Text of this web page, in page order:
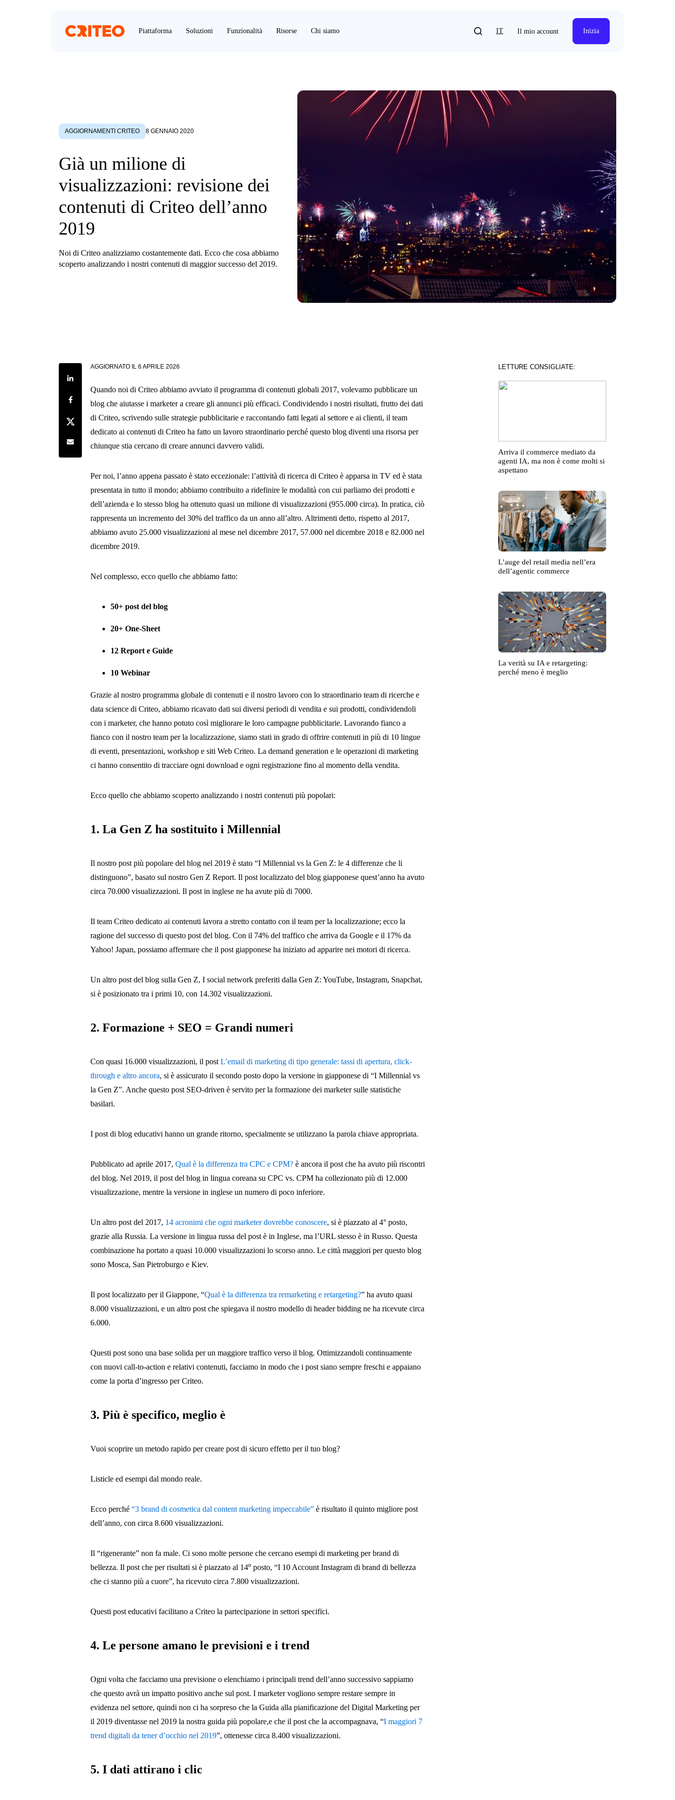
Piattaforma Soluzioni Funzionalità Risorse Chi siamo IT Il mio account Inizia
AGGIORNAMENTI CRITEO 8 GENNAIO 2020
Già un milione di
visualizzazioni: revisione dei
contenuti di Criteo dell’anno
2019
Noi di Criteo analizziamo costantemente dati. Ecco che cosa abbiamo
scoperto analizzando i nostri contenuti di maggior successo del 2019.
Share on LinkedIn
Share on Facebook
Share on Twitter
Share by e-mail
AGGIORNATO IL 6 APRILE 2026
Quando noi di Criteo abbiamo avviato il programma di contenuti globali 2017, volevamo pubblicare un
blog che aiutasse i marketer a creare gli annunci più efficaci. Condividendo i nostri risultati, frutto dei dati
di Criteo, scrivendo sulle strategie pubblicitarie e raccontando fatti legati al settore e ai clienti, il team
dedicato ai contenuti di Criteo ha fatto un lavoro straordinario perché questo blog diventi una risorsa per
chiunque stia cercano di creare annunci davvero validi.
Per noi, l’anno appena passato è stato eccezionale: l’attività di ricerca di Criteo è apparsa in TV ed è stata
presentata in tutto il mondo; abbiamo contribuito a ridefinire le modalità con cui parliamo dei prodotti e
dell’azienda e lo stesso blog ha ottenuto quasi un milione di visualizzazioni (955.000 circa). In pratica, ciò
rappresenta un incremento del 30% del traffico da un anno all’altro. Altrimenti detto, rispetto al 2017,
abbiamo avuto 25.000 visualizzazioni al mese nel dicembre 2017, 57.000 nel dicembre 2018 e 82.000 nel
dicembre 2019.
Nel complesso, ecco quello che abbiamo fatto:
50+ post del blog
20+ One-Sheet
12 Report e Guide
10 Webinar
Grazie al nostro programma globale di contenuti e il nostro lavoro con lo straordinario team di ricerche e
data science di Criteo, abbiamo ricavato dati sui diversi periodi di vendita e sui prodotti, condividendoli
con i marketer, che hanno potuto così migliorare le loro campagne pubblicitarie. Lavorando fianco a
fianco con il nostro team per la localizzazione, siamo stati in grado di offrire contenuti in più di 10 lingue
di eventi, presentazioni, workshop e siti Web Criteo. La demand generation e le operazioni di marketing
ci hanno consentito di tracciare ogni download e ogni registrazione fino al momento della vendita.
Ecco quello che abbiamo scoperto analizzando i nostri contenuti più popolari:
1. La Gen Z ha sostituito i Millennial
Il nostro post più popolare del blog nel 2019 è stato “I Millennial vs la Gen Z: le 4 differenze che li
distinguono”, basato sul nostro Gen Z Report. Il post localizzato del blog giapponese quest’anno ha avuto
circa 70.000 visualizzazioni. Il post in inglese ne ha avute più di 7000.
Il team Criteo dedicato ai contenuti lavora a stretto contatto con il team per la localizzazione; ecco la
ragione del successo di questo post del blog. Con il 74% del traffico che arriva da Google e il 17% da
Yahoo! Japan, possiamo affermare che il post giapponese ha iniziato ad apparire nei motori di ricerca.
Un altro post del blog sulla Gen Z, I social network preferiti dalla Gen Z: YouTube, Instagram, Snapchat,
si è posizionato tra i primi 10, con 14.302 visualizzazioni.
2. Formazione + SEO = Grandi numeri
Con quasi 16.000 visualizzazioni, il postL’email di marketing di tipo generale: tassi di apertura, click-
through e altro ancora, si è assicurato il secondo posto dopo la versione in giapponese di “I Millennial vs
la Gen Z”. Anche questo post SEO-driven è servito per la formazione dei marketer sulle statistiche
basilari.
I post di blog educativi hanno un grande ritorno, specialmente se utilizzano la parola chiave appropriata.
Pubblicato ad aprile 2017,Qual è la differenza tra CPC e CPM? è ancora il post che ha avuto più riscontri
del blog. Nel 2019, il post del blog in lingua coreana su CPC vs. CPM ha collezionato più di 12.000
visualizzazione, mentre la versione in inglese un numero di poco inferiore.
Un altro post del 2017, 14 acronimi che ogni marketer dovrebbe conoscere, si è piazzato al 4° posto,
grazie alla Russia. La versione in lingua russa del post è in Inglese, ma l’URL stesso è in Russo. Questa
combinazione ha portato a quasi 10.000 visualizzazioni lo scorso anno. Le città maggiori per questo blog
sono Mosca, San Pietroburgo e Kiev.
Il post localizzato per il Giappone, “Qual è la differenza tra remarketing e retargeting?” ha avuto quasi
8.000 visualizzazioni, e un altro post che spiegava il nostro modello di header bidding ne ha ricevute circa
6.000.
Questi post sono una base solida per un maggiore traffico verso il blog. Ottimizzandoli continuamente
con nuovi call-to-action e relativi contenuti, facciamo in modo che i post siano sempre freschi e appaiano
come la porta d’ingresso per Criteo.
3. Più è specifico, meglio è
Vuoi scoprire un metodo rapido per creare post di sicuro effetto per il tuo blog?
Listicle ed esempi dal mondo reale.
Ecco perché“3 brand di cosmetica dal content marketing impeccabile” è risultato il quinto migliore post
dell’anno, con circa 8.600 visualizzazioni.
Il “rigenerante” non fa male. Ci sono molte persone che cercano esempi di marketing per brand di
bellezza. Il post che per risultati si è piazzato al 14o posto, “I 10 Account Instagram di brand di bellezza
che ci stanno più a cuore”, ha ricevuto circa 7.800 visualizzazioni.
Questi post educativi facilitano a Criteo la partecipazione in settori specifici.
4. Le persone amano le previsioni e i trend
Ogni volta che facciamo una previsione o elenchiamo i principali trend dell’anno successivo sappiamo
che questo avrà un impatto positivo anche sul post. I marketer vogliono sempre restare sempre in
evidenza nel settore, quindi non ci ha sorpreso che la Guida alla pianificazione del Digital Marketing per
il 2019 diventasse nel 2019 la nostra guida più popolare,e che il post che la accompagnava, “I maggiori 7
trend digitali da tener d’occhio nel 2019”, ottenesse circa 8.400 visualizzazioni.
5. I dati attirano i clic
LETTURE CONSIGLIATE:
Arriva il commerce mediato da
agenti IA, ma non è come molti si
aspettano
L’auge del retail media nell’era
dell’agentic commerce
La verità su IA e retargeting:
perché meno è meglio